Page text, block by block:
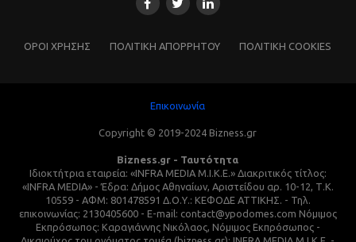
ΌΡΟΙ ΧΡΗΣΗΣ ΠΟΛΙΤΙΚΗ ΑΠΟΡΡΗΤΟΥ ΠΟΛΙΤΙΚΗ COOKIES
Επικοινωνία
Copyright © 2019-2024 Bizness.gr
Bizness.gr - Ταυτότητα
Ιδιοκτήτρια εταιρεία: «INFRA MEDIA M.I.K.E.» Διακριτικός τίτλος:
«INFRA MEDIA» - Έδρα: Δήμος Αθηναίων, Αριστείδου αρ. 10-12, Τ.Κ.
10559 - ΑΦΜ: 801478591 Δ.Ο.Υ.: ΚΕΦΟΔΕ ΑΤΤΙΚΗΣ. - Τηλ.
επικοινωνίας: 2130405600 - E-mail: contact@ypodomes.com Νόμιμος
Εκπρόσωπος: Καραγιάννης Νικόλαος, Νόμιμος Εκπρόσωπος -